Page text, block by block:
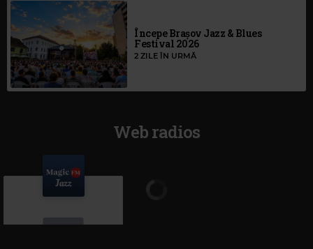
Începe Brașov Jazz & Blues
Festival 2026
2 ZILE ÎN URMĂ
Web radios